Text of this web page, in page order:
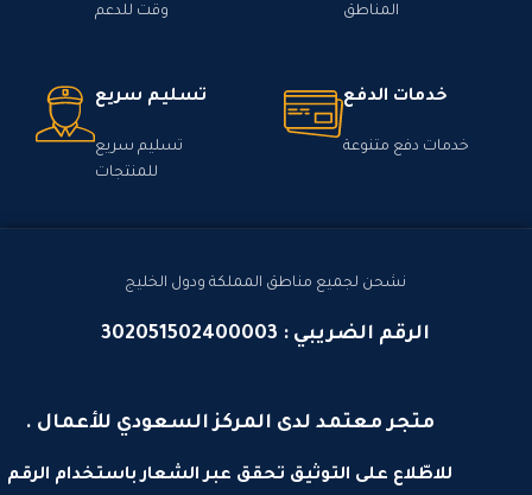
المناطق
وقت للدعم
خدمات الدفع
خدمات دفع متنوعة
تسليم سريع
تسليم سريع
للمنتجات
نشحن لجميع مناطق المملكة ودول الخليج
الرقم الضريبي : 302051502400003
متجر معتمد لدى المركز السعودي للأعمال .
للاطّلاع على التوثيق تحقق عبر الشعار باستخدام الرقم